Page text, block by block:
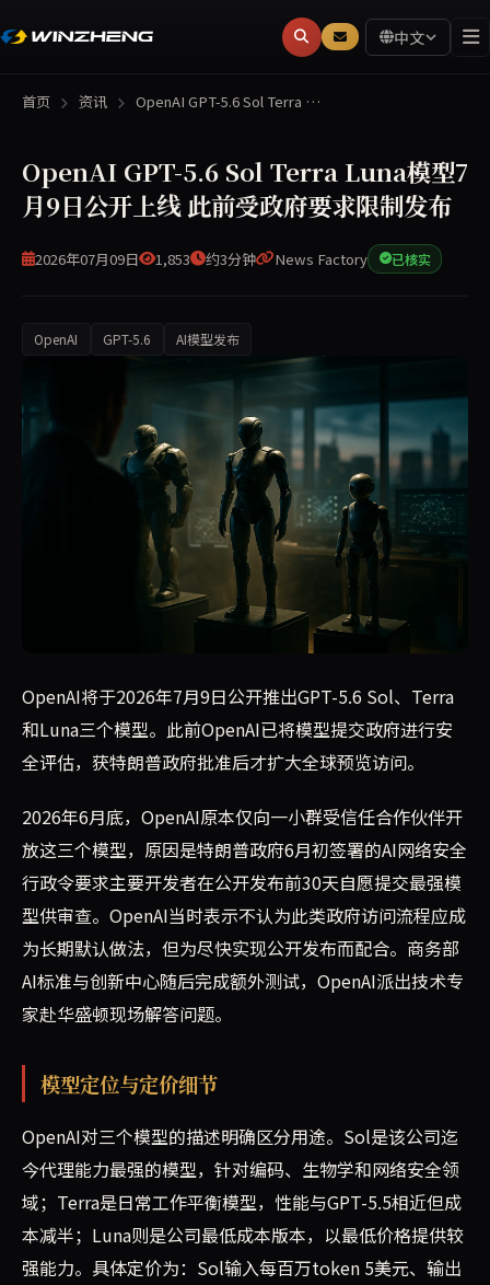
中文
首页 资讯 OpenAI GPT-5.6 Sol Terra …
OpenAI GPT-5.6 Sol Terra Luna模型7
月9日公开上线 此前受政府要求限制发布
2026年07月09日 1,853 约3分钟 News Factory 已核实
OpenAI GPT-5.6 AI模型发布
OpenAI将于2026年7月9日公开推出GPT-5.6系列三个模型
OpenAI将于2026年7月9日公开推出GPT-5.6 Sol、Terra
和Luna三个模型。此前OpenAI已将模型提交政府进行安
全评估，获特朗普政府批准后才扩大全球预览访问。
2026年6月底，OpenAI原本仅向一小群受信任合作伙伴开
放这三个模型，原因是特朗普政府6月初签署的AI网络安全
行政令要求主要开发者在公开发布前30天自愿提交最强模
型供审查。OpenAI当时表示不认为此类政府访问流程应成
为长期默认做法，但为尽快实现公开发布而配合。商务部
AI标准与创新中心随后完成额外测试，OpenAI派出技术专
家赴华盛顿现场解答问题。
模型定位与定价细节
OpenAI对三个模型的描述明确区分用途。Sol是该公司迄
今代理能力最强的模型，针对编码、生物学和网络安全领
域；Terra是日常工作平衡模型，性能与GPT-5.5相近但成
本减半；Luna则是公司最低成本版本，以最低价格提供较
强能力。具体定价为：Sol输入每百万token 5美元、输出